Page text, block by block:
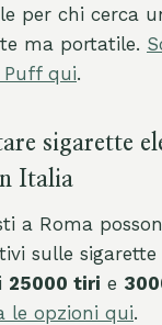
per chi cerca
ma portatile.
Puff qui.
sigarette
Italia
a Roma
sulle
25000 tiri e
le opzioni qui.